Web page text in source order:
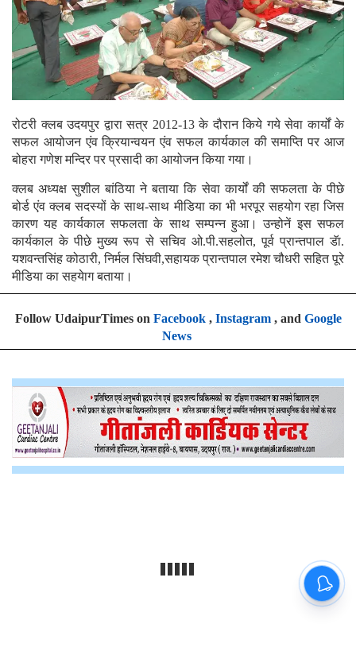
रोटरी क्लब उदयपुर द्वारा सत्र 2012-13 के दौरान किये गये सेवा कार्यों के
सफल आयोजन एंव क्रियान्वयन एंव सफल कार्यकाल की समाप्ति पर आज
बोहरा गणेश मन्दिर पर प्रसादी का आयोजन किया गया।
क्लब अध्यक्ष सुशील बांठिया ने बताया कि सेवा कार्यों की सफलता के पीछे
बोर्ड एंव क्लब सदस्यों के साथ-साथ मीडिया का भी भरपूर सहयोग रहा जिस
कारण यह कार्यकाल सफलता के साथ सम्पन्न हुआ। उन्होनें इस सफल
कार्यकाल के पीछे मुख्य रूप से सचिव ओ.पी.सहलोत, पूर्व प्रान्तपाल डॅा.
यशवन्तसिंह कोठारी, निर्मल सिंघवी,सहायक प्रान्तपाल रमेश चौधरी सहित पूरे
मीडिया का सहयेाग बताया।
Follow UdaipurTimes on Facebook, Instagram, and Google
News